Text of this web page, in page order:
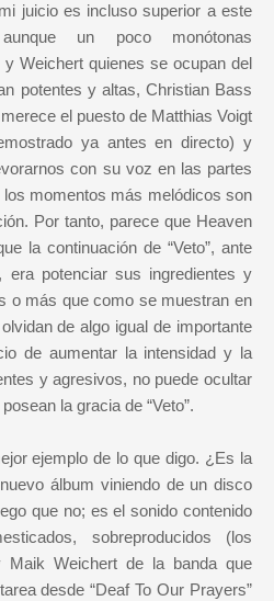
juicio es incluso superior a este
un poco monótonas
Weichert quienes se ocupan del
potentes y altas, Christian Bass
el puesto de Matthias Voigt
ya antes en directo) y
con su voz en las partes
momentos más melódicos son
Por tanto, parece que Heaven
la continuación de “Veto”, ante
era potenciar sus ingredientes y
o más que como se muestran en
de algo igual de importante
de aumentar la intensidad y la
y agresivos, no puede ocultar
la gracia de “Veto”.
ejemplo de lo que digo. ¿Es la
álbum viniendo de un disco
que no; es el sonido contenido
sobreproducidos (los
Maik Weichert de la banda que
desde “Deaf To Our Prayers”